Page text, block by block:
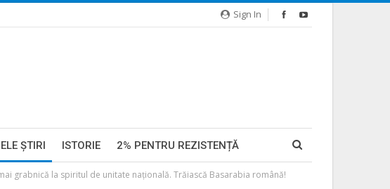
Sign In
ŞTIRI ISTORIE 2% PENTRU REZISTENȚĂ
grabnică la spiritul de unitate națională. Trăiască Basarabia română!